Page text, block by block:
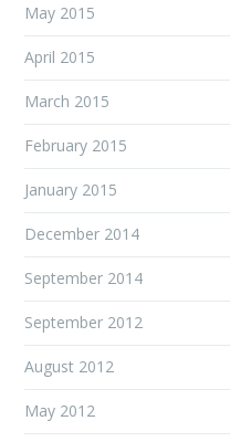
May 2015
April 2015
March 2015
February 2015
January 2015
December 2014
September 2014
September 2012
August 2012
May 2012